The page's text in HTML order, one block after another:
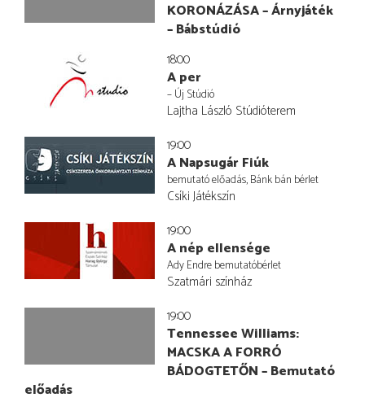
KORONÁZÁSA – Árnyjáték
– Bábstúdió
18:00
A per
– Új Stúdió
Lajtha László Stúdióterem
19:00
A Napsugár Fiúk
bemutató előadás, Bánk bán bérlet
Csíki Játékszín
19:00
A nép ellensége
Ady Endre bemutatóbérlet
Szatmári színház
19:00
Tennessee Williams:
MACSKA A FORRÓ
BÁDOGTETŐN – Bemutató
előadás